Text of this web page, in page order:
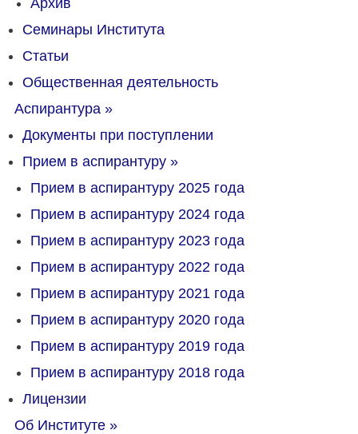
Архив
Семинары Института
Статьи
Общественная деятельность
Аспирантура »
Документы при поступлении
Прием в аспирантуру »
Прием в аспирантуру 2025 года
Прием в аспирантуру 2024 года
Прием в аспирантуру 2023 года
Прием в аспирантуру 2022 года
Прием в аспирантуру 2021 года
Прием в аспирантуру 2020 года
Прием в аспирантуру 2019 года
Прием в аспирантуру 2018 года
Лицензии
Об Институте »